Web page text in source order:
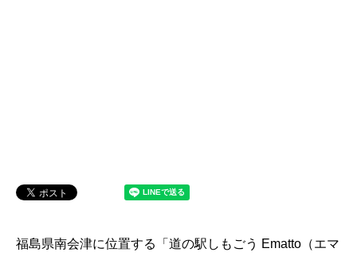
福島県南会津に位置する「道の駅しもごう Ematto（エマ